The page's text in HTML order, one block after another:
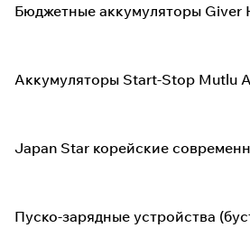
Бюджетные аккумуляторы Giver
Аккумуляторы Start-Stop Mutlu
Japan Star корейские
Пуско-зарядные устройства